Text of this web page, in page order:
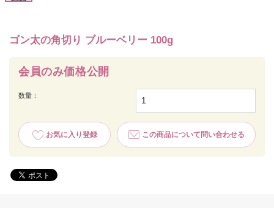
ゴン太の角切り ブルーベリー 100g
会員のみ価格公開
数量：
お気に入り登録 この商品について問い合わせる